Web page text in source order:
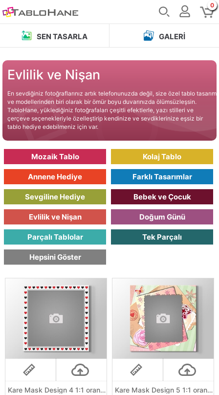
0
SEN TASARLA GALERI
Evlilik ve Nişan
En sevdiğiniz fotoğraflarınız artık telefonunuzda değil, size özel tablo tasarım
ve modellerinden biri olarak bir ömür boyu duvarınızda ölümsüzleşsin.
TabloHane, yüklediğiniz fotoğrafaları çeşitli efektlerle, yazı stilleri ve
çerçeve seçenekleriyle özelleştirip kendinize ve sevdiklerinize eşsiz bir
tablo hediye edebilmeniz için var.
Mozaik Tablo Kolaj Tablo
Annene Hediye Farklı Tasarımlar
Sevgiline Hediye Bebek ve Çocuk
Evlilik ve Nişan Doğum Günü
Parçalı Tablolar Tek Parçalı
Hepsini Göster
Kare Mask Design 4 1:1 orantılı Kare Mask Design 5 1:1 orantılı